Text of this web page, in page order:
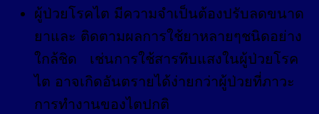
ผู้ป่วยโรคไต มีความจำเป็นต้องปรับลดขนาด
ยาและ ติดตามผลการใช้ยาหลายๆชนิดอย่าง
ใกล้ชิด เช่นการใช้สารทึบแสงในผู้ป่วยโรค
ไต อาจเกิดอันตรายได้ง่ายกว่าผู้ป่วยที่ภาวะ
การทำงานของไตปกติ